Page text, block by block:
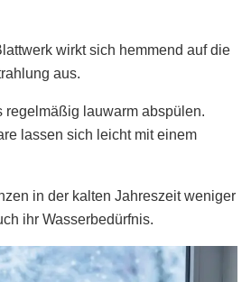
wirkt sich hemmend auf die
aus.
regelmäßig lauwarm abspülen.
lassen sich leicht mit einem
in der kalten Jahreszeit weniger
ihr Wasserbedürfnis.